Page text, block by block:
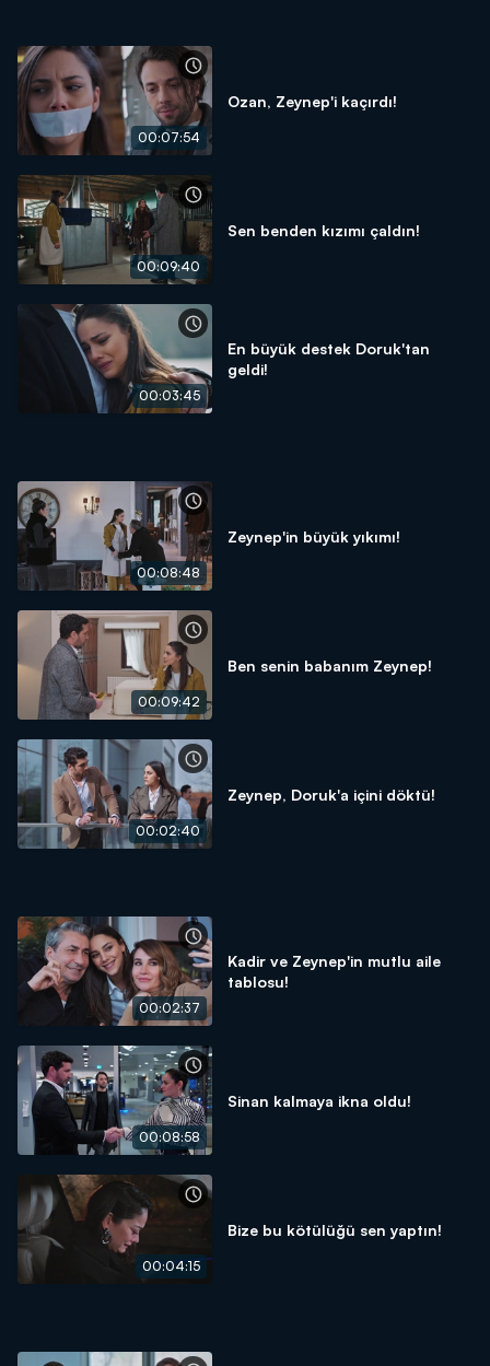
00:07:54
Ozan, Zeynep'i kaçırdı!
00:09:40
Sen benden kızımı çaldın!
00:03:45
En büyük destek Doruk'tan
geldi!
00:08:48
Zeynep'in büyük yıkımı!
00:09:42
Ben senin babanım Zeynep!
00:02:40
Zeynep, Doruk'a içini döktü!
00:02:37
Kadir ve Zeynep'in mutlu aile
tablosu!
00:08:58
Sinan kalmaya ikna oldu!
00:04:15
Bize bu kötülüğü sen yaptın!